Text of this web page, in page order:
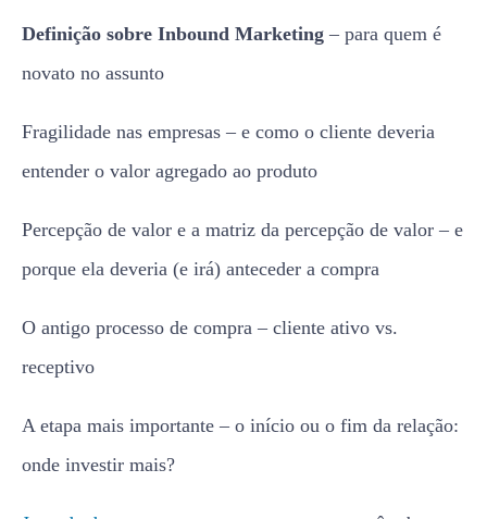
Definição sobre Inbound Marketing – para quem é
novato no assunto
Fragilidade nas empresas – e como o cliente deveria
entender o valor agregado ao produto
Percepção de valor e a matriz da percepção de valor – e
porque ela deveria (e irá) anteceder a compra
O antigo processo de compra – cliente ativo vs.
receptivo
A etapa mais importante – o início ou o fim da relação:
onde investir mais?